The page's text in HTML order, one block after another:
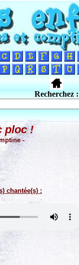
Recherchez :
ploc !
-
chantée(s) :